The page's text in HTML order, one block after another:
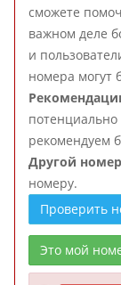
сможете
важном деле
и
номера могут
рекомендуем
Другой
номеру.
Проверить
Это мой